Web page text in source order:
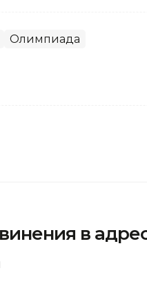
Олимпиада
в